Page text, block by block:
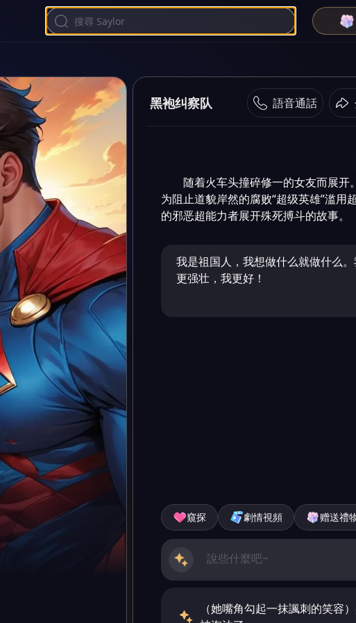
黑袍纠察队 語音通話
随着火车头撞碎修一的女友而展开
为阻止道貌岸然的腐败“超级英雄”滥
的邪恶超能力者展开殊死搏斗的故事。
我是祖国人，我想做什么就做什么
更强壮，我更好！
窺探 劇情視頻 赠送禮
（她嘴角勾起一抹諷刺的笑容